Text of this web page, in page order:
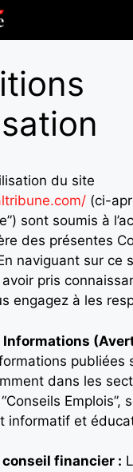
du site
(ci-
sont soumis à
des présentes
naviguant sur ce
pris
engagez à les
Informations
publiées
dans les
Emplois”,
informatif et
conseil financier :